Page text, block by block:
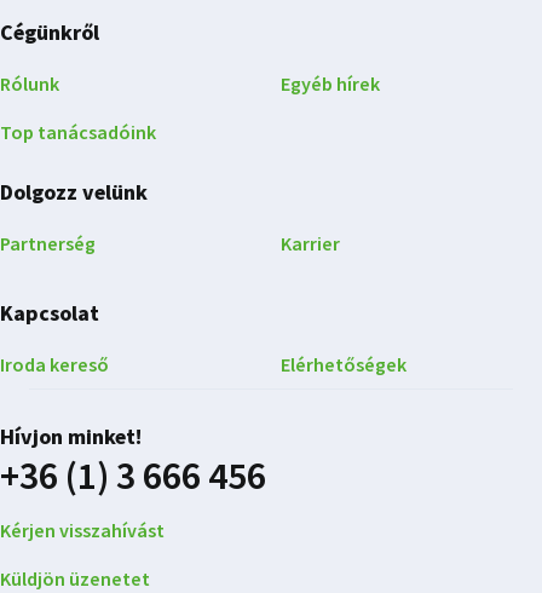
Cégünkről
Rólunk
Top tanácsadóink
Egyéb hírek
Dolgozz velünk
Partnerség Karrier
Kapcsolat
Iroda kereső Elérhetőségek
Hívjon minket!
+36 (1) 3 666 456
Kérjen visszahívást
Küldjön üzenetet